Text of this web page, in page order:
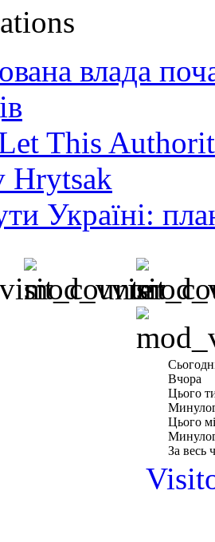
влада
This
Hrytsak
Україні:
Вчора
Цього
Цього
За весь